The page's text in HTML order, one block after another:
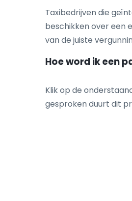
Taxibedrijven die
beschikken over een
van de juiste
Hoe word ik een
Klik op de
gesproken duurt dit